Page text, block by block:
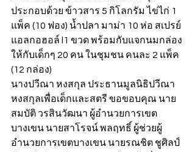
ประกอบด้วย ข้าวสาร 5 กิโลกรัม ไข่ไก่ 1
แพ็ค (10 ฟอง) น้ำปลา มาม่า 10 ห่อ สเปรย์
แอลกอฮอล์ l1 ขวด พร้อมกับแจกนมกล่อง
ให้กับเด็กๆ 20 คน ในชุมชน คนละ 2 แพ็ค
(12 กล่อง)
นางปวีณา หงสกุล ประธานมูลนิธิปวีณา
หงสกุลเพื่อเด็กและสตรี ขอขอบคุณ นาย
สมบัติ วรสินวัฒนา ผู้อำนวยการเขต
บางเขน นายสาโรจน์ พลฤทธิ์ ผู้ช่วยผู้
อำนวยการเขตบางเขน นายรณชิต ชูศิลป์